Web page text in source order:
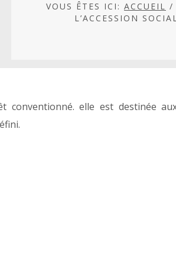
VOUS ÊTES ICI: ACCUEIL /
L’ACCESSION
conventionné. elle est destinée